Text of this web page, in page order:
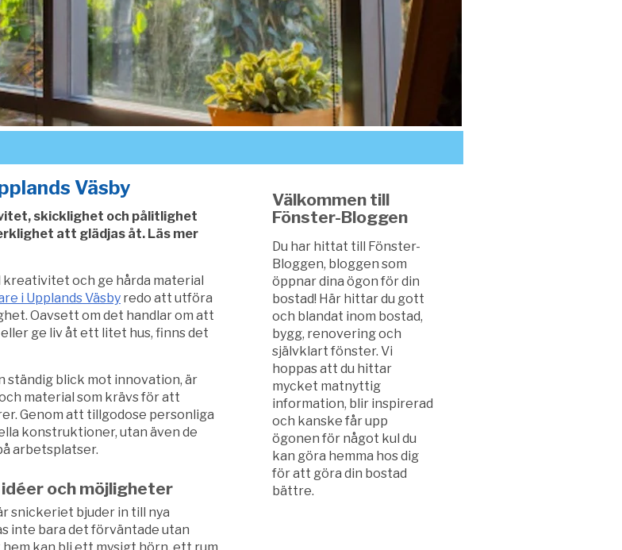
Väsby
skicklighet och pålitlighet
att glädjas åt. Läs mer
och ge hårda material
i Upplands Väsby redo att utföra
Oavsett om det handlar om att
ge liv åt ett litet hus, finns det
ständig blick mot innovation, är
material som krävs för att
Genom att tillgodose personliga
konstruktioner, utan även de
arbetsplatser.
och möjligheter
snickeriet bjuder in till nya
inte bara det förväntade utan
Välkommen till
Fönster-Bloggen
Du har hittat till Fönster-
Bloggen, bloggen som
öppnar dina ögon för din
bostad! Här hittar du gott
och blandat inom bostad,
bygg, renovering och
självklart fönster. Vi
hoppas att du hittar
mycket matnyttig
information, blir inspirerad
och kanske får upp
ögonen för något kul du
kan göra hemma hos dig
för att göra din bostad
bättre.